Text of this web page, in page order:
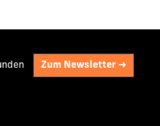
Zum Newsletter ->